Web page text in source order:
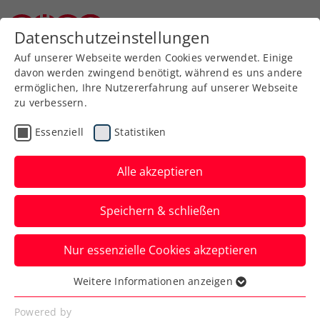
Zurück zur Newsübersicht
Turniere
„Official Tennis
Experience“: Thomas
Musters Pokale
bestaunen
Die letzte Chance dazu gibt es ab 9.
Oktober 2024 bei einer neuen Ausstellung
in der Wiener Stadthalle.
Datenschutzeinstellungen
Auf unserer Webseite werden Cookies verwendet. Einige
davon werden zwingend benötigt, während es uns andere
ermöglichen, Ihre Nutzererfahrung auf unserer Webseite
zu verbessern.
Essenziell Statistiken
Alle akzeptieren
Speichern & schließen
Nur essenzielle Cookies akzeptieren
Essenziell
Essenzielle Cookies werden für grundlegende
Weitere Informationen anzeigen
Powered by